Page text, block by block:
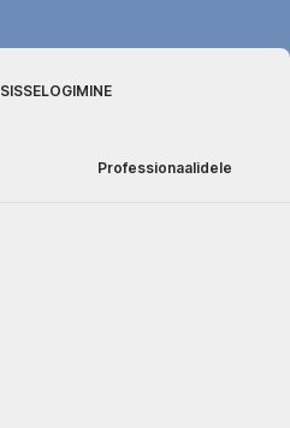
SISSELOGIMINE
Professionaalidele